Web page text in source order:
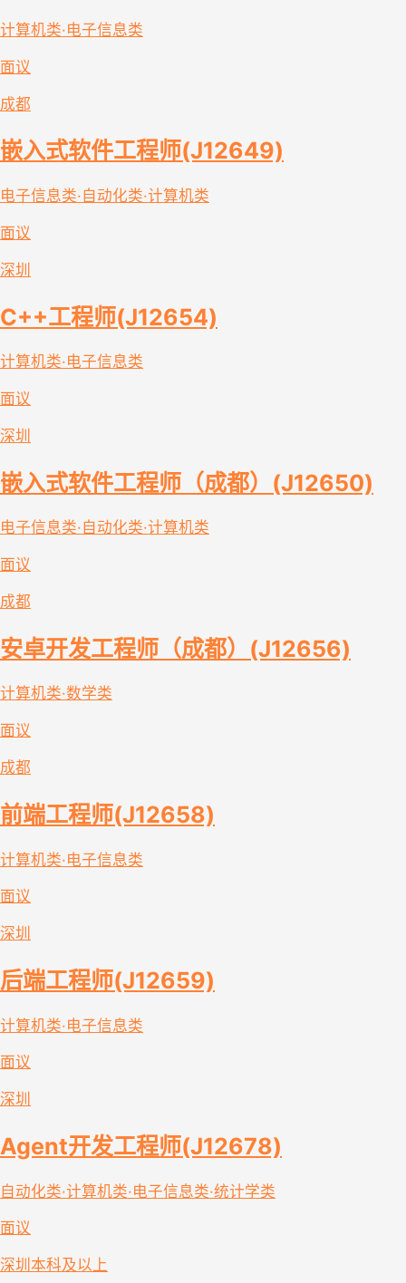
计算机类·电子信息类
面议
成都
嵌入式软件工程师(J12649)
电子信息类·自动化类·计算机类
面议
深圳
C++工程师(J12654)
计算机类·电子信息类
面议
深圳
嵌入式软件工程师（成都）(J12650)
电子信息类·自动化类·计算机类
面议
成都
安卓开发工程师（成都）(J12656)
计算机类·数学类
面议
成都
前端工程师(J12658)
计算机类·电子信息类
面议
深圳
后端工程师(J12659)
计算机类·电子信息类
面议
深圳
Agent开发工程师(J12678)
自动化类·计算机类·电子信息类·统计学类
面议
深圳 本科及以上